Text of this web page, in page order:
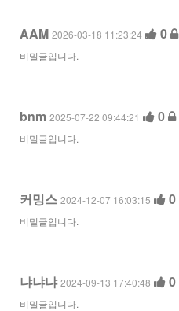
AAM 2026-03-18 11:23:24 0
비밀글입니다.
bnm 2025-07-22 09:44:21 0
비밀글입니다.
커밍스 2024-12-07 16:03:15 0
비밀글입니다.
냐냐냐2024-09-13 17:40:48 0
비밀글입니다.